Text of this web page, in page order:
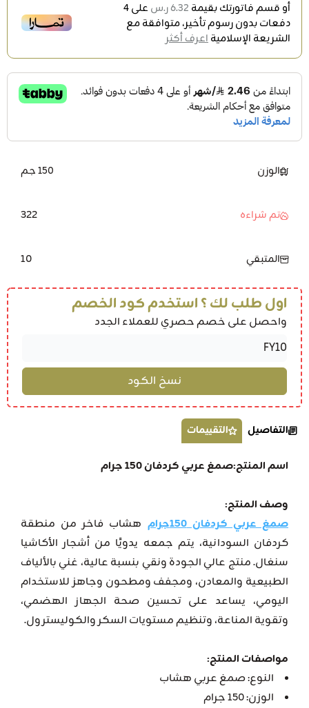
أو قسم فاتورتك بقيمة 6.32 ر.س على4
دفعات بدون رسوم تأخير، متوافقة مع
الشريعة الإسلاميةاعرف أكثر
الوزن 150 جم
تم شراءه 322
المتبقي 10
اول طلب لك ؟ استخدم كود الخصم
واحصل على خصم حصري للعملاء الجدد
التفاصيل التقييمات
اسم المنتج:صمغ عربي كردفان 150 جرام
وصف المنتج:
صمغ عربي كردفان 150جرام
هشاب فاخر من منطقة
كردفان السودانية، يتم جمعه يدويًا من أشجار الأكاشيا
سنغال. منتج عالي الجودة ونقي بنسبة عالية، غني بالألياف
الطبيعية والمعادن، ومجفف ومطحون وجاهز للاستخدام
اليومي، يساعد على تحسين صحة الجهاز الهضمي،
وتقوية المناعة، وتنظيم مستويات السكر والكوليسترول.
مواصفات المنتج:
النوع: صمغ عربي هشاب
الوزن: 150 جرام